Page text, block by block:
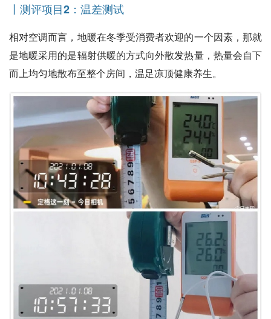
丨测评项目2：温差测试
相对空调而言，地暖在冬季受消费者欢迎的一个因素，那就
是地暖采用的是辐射供暖的方式向外散发热量，热量会自下
而上均匀地散布至整个房间，温足凉顶健康养生。